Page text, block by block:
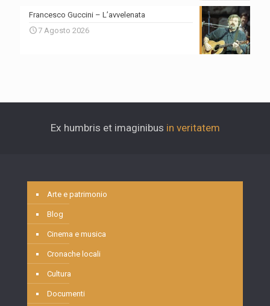
Francesco Guccini – L’avvelenata
7 Agosto 2026
Ex humbris et imaginibus in veritatem
Arte e patrimonio
Blog
Cinema e musica
Cronache locali
Cultura
Documenti